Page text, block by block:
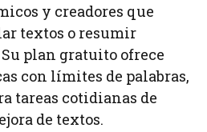
y creadores que
textos o resumir
plan gratuito ofrece
con límites de palabras,
tareas cotidianas de
de textos.